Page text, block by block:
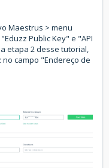
Maestrus > menu
Public Key" e "API
etapa 2 desse tutorial,
campo "Endereço de